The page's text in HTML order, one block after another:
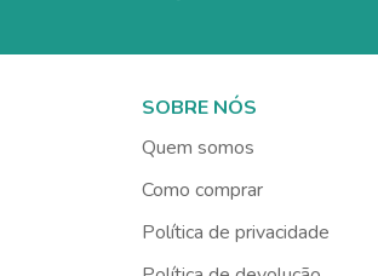
SOBRE NÓS
Quem somos
Como comprar
Política de privacidade